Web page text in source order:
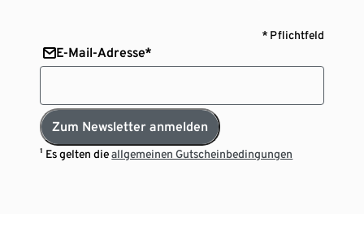
* Pflichtfeld
E-Mail-Adresse*
Zum Newsletter anmelden
¹ Es gelten dieallgemeinen Gutscheinbedingungen